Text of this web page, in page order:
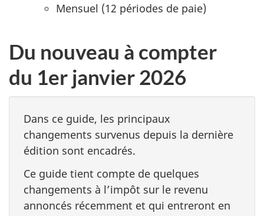
Mensuel (12 périodes de paie)
Du nouveau à compter
du 1er janvier 2026
Dans ce guide, les principaux
changements survenus depuis la dernière
édition sont encadrés.
Ce guide tient compte de quelques
changements à l’impôt sur le revenu
annoncés récemment et qui entreront en